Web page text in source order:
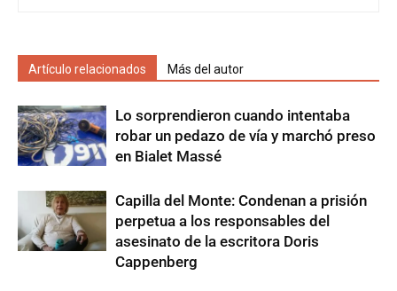
Artículo relacionados Más del autor
Lo sorprendieron cuando intentaba
robar un pedazo de vía y marchó preso
en Bialet Massé
Capilla del Monte: Condenan a prisión
perpetua a los responsables del
asesinato de la escritora Doris
Cappenberg